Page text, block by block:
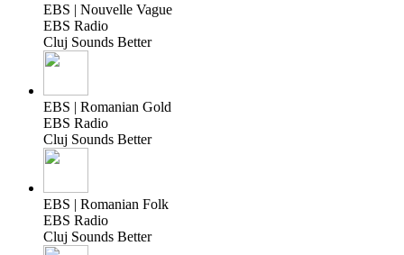
EBS | Nouvelle Vague
EBS Radio
Cluj Sounds Better
EBS | Romanian Gold
EBS Radio
Cluj Sounds Better
EBS | Romanian Folk
EBS Radio
Cluj Sounds Better